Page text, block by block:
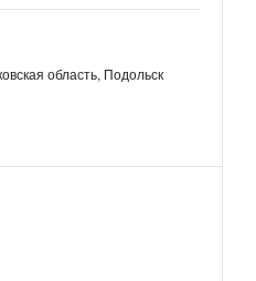
область, Подольск